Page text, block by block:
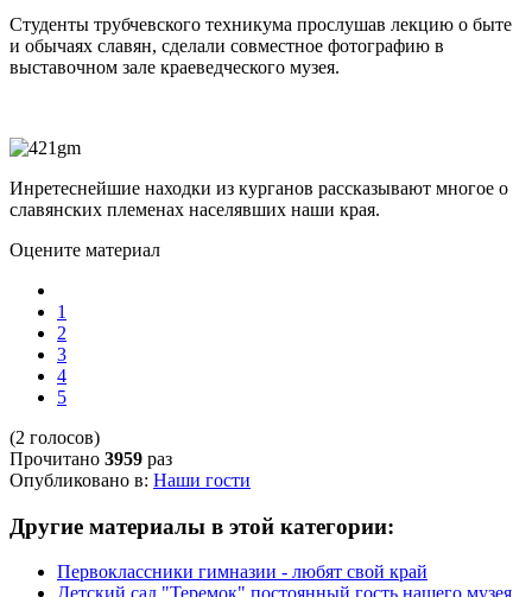
Студенты трубчевского техникума прослушав лекцию о быте
и обычаях славян, сделали совместное фотографию в
выставочном зале краеведческого музея.
Инретеснейшие находки из курганов рассказывают многое о
славянских племенах населявших наши края.
Оцените материал
1
2
3
4
5
(2 голосов)
Прочитано 3959 раз
Опубликовано в: Наши гости
Другие материалы в этой категории:
Первоклассники гимназии - любят свой край